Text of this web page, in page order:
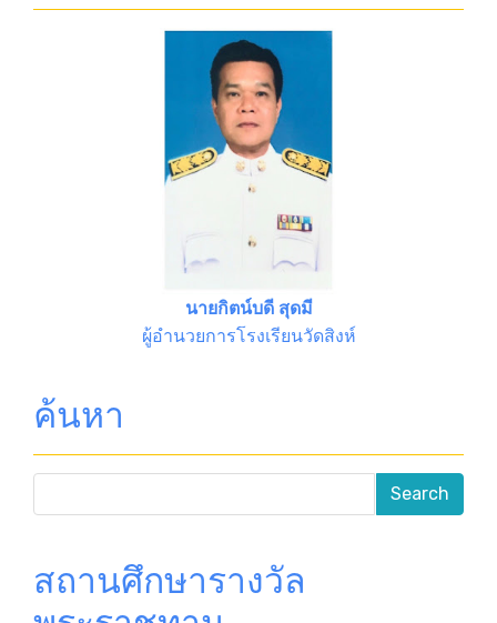
นายกิตน์บดี สุดมี
ผู้อำนวยการโรงเรียนวัดสิงห์
ค้นหา
สถานศึกษารางวัล